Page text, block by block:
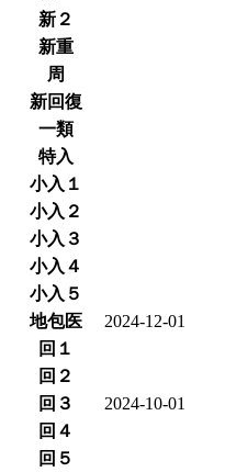
新２
新重
周
新回復
一類
特入
小入１
小入２
小入３
小入４
小入５
地包医
2024-12-01
回１
回２
回３
2024-10-01
回４
回５